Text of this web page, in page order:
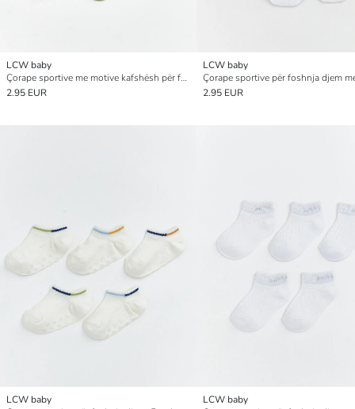
LCW baby
Çorape sportive me motive kafshësh për foshnja djem, 5-pako
2.95 EUR
LCW baby
2.95 EUR
LCW baby
LCW baby